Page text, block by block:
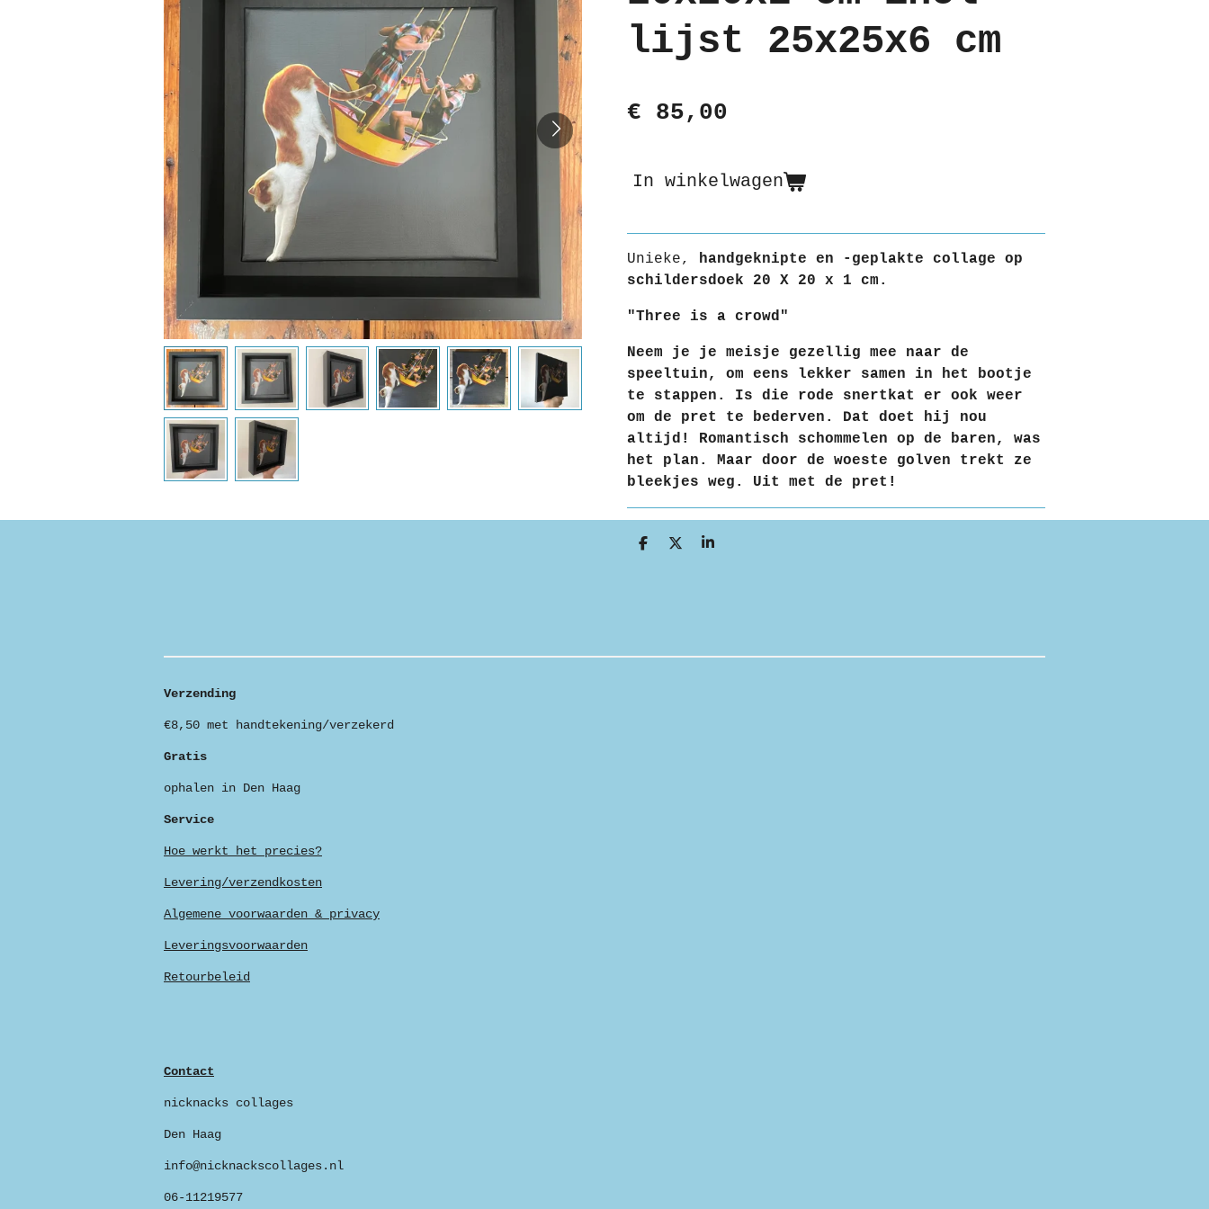
lijst 25x25x6 cm
€ 85,00
In winkelwagen
Unieke,
handgeknipte en -geplakte collage op
schildersdoek 20 X 20 x 1 cm.
"Three is a crowd"
Neem je je meisje gezellig mee naar de
speeltuin, om eens lekker samen in het bootje
te stappen. Is die rode snertkat er ook weer
om de pret te bederven. Dat doet hij nou
altijd! Romantisch schommelen op de baren, was
het plan. Maar door de woeste golven trekt ze
bleekjes weg. Uit met de pret!
D
D
S
Verzending
€8,50 met handtekening/verzekerd
Gratis
ophalen in Den Haag
Service
Hoe werkt het precies?
Levering/verzendkosten
Algemene voorwaarden & privacy
Leveringsvoorwaarden
Retourbeleid
Contact
nicknacks collages
Den Haag
info@nicknackscollages.nl
06-11219577